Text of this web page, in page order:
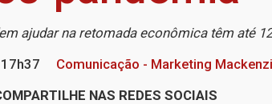
ajudar na retomada econômica têm até
17h37
Comunicação - Marketing
NAS REDES SOCIAIS